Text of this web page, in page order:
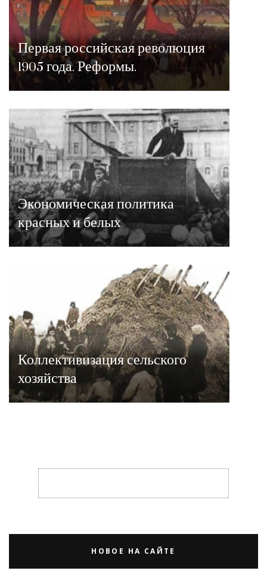
Первая российская революция
1905 года. Реформы.
Экономическая политика
красных и белых
Коллективизация сельского
хозяйства
НОВОЕ НА САЙТЕ